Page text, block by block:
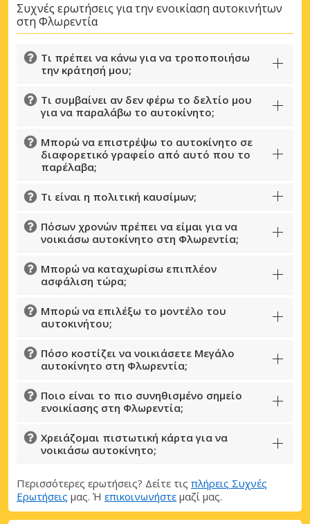
Μεγάλες εξοικονομήσεις
Αποκτήστε πρόσβαση σε αποκλειστικές
Συχνές ερωτήσεις για την ενοικίαση αυτοκινήτων
στη Φλωρεντία
Τι πρέπει να κάνω για να τροποποιήσω
την κράτησή μου;
Τι συμβαίνει αν δεν φέρω το δελτίο μου
για να παραλάβω το αυτοκίνητο;
Μπορώ να επιστρέψω το αυτοκίνητο σε
διαφορετικό γραφείο από αυτό που το
παρέλαβα;
Τι είναι η πολιτική καυσίμων;
Πόσων χρονών πρέπει να είμαι για να
νοικιάσω αυτοκίνητο στη Φλωρεντία;
Μπορώ να καταχωρίσω επιπλέον
ασφάλιση τώρα;
Μπορώ να επιλέξω το μοντέλο του
αυτοκινήτου;
Πόσο κοστίζει να νοικιάσετε Μεγάλο
αυτοκίνητο στη Φλωρεντία;
Ποιο είναι το πιο συνηθισμένο σημείο
ενοικίασης στη Φλωρεντία;
Χρειάζομαι πιστωτική κάρτα για να
νοικιάσω αυτοκίνητο;
Περισσότερες ερωτήσεις? Δείτε τις πλήρεις Συχνές
Ερωτήσεις μας. Ή επικοινωνήστε μαζί μας.